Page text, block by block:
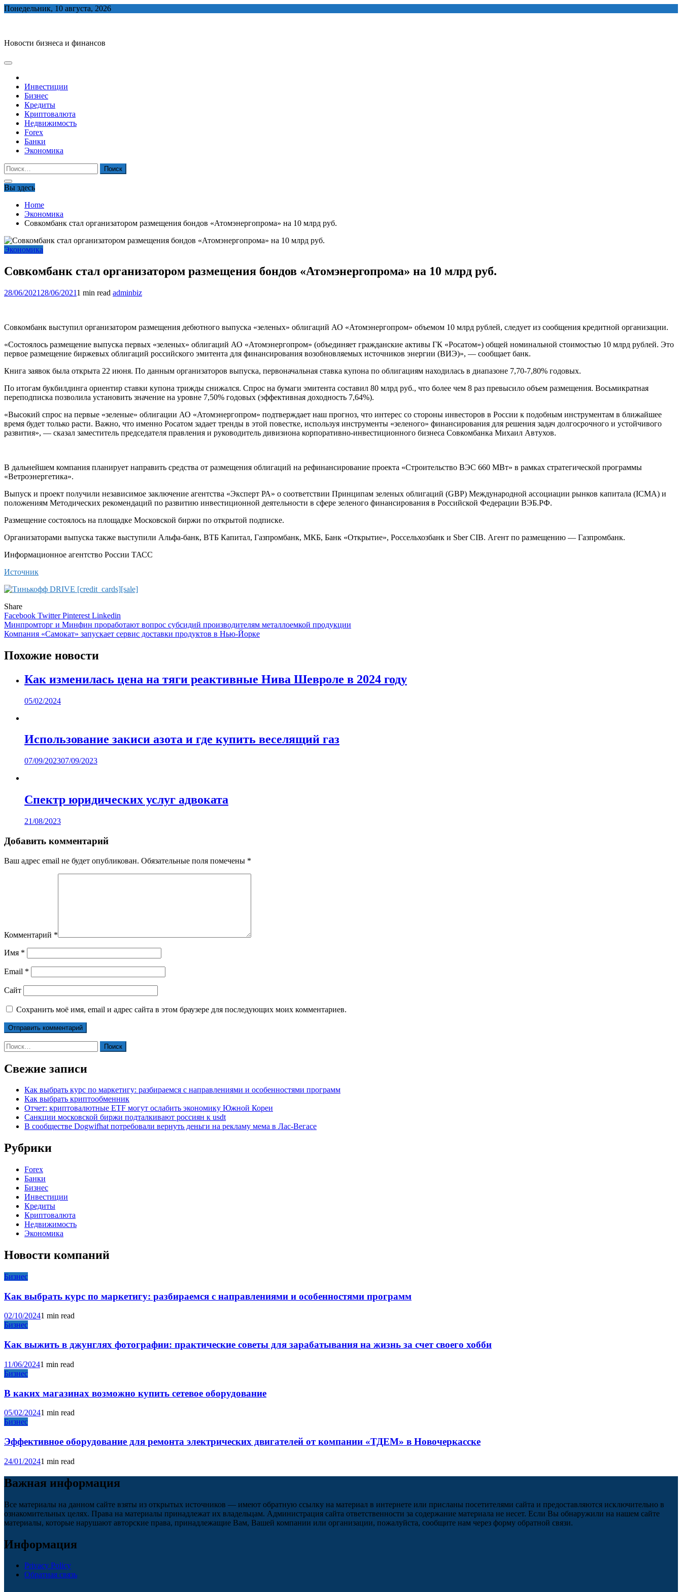
Skip
Понедельник, 10 августа, 2026
Новости бизнеса и финансов
Инвестиции
Бизнес
Кредиты
Криптовалюта
Недвижимость
Forex
Банки
Экономика
Найти:
Вы здесь
Home
Экономика
Совкомбанк стал организатором размещения бондов «Атомэнергопрома» на 10 млрд руб.
Экономика
Совкомбанк стал организатором размещения бондов «Атомэнергопрома» на 10 млрд руб.
28/06/2021 28/06/20211 min read adminbiz
Совкомбанк выступил организатором размещения дебютного выпуска «зеленых» облигаций АО «Атомэнергопром» объемом 10 млрд рублей, следует из сообщения кредитной организации.
«Состоялось размещение выпуска первых «зеленых» облигаций АО «Атомэнергопром» (объединяет гражданские активы ГК «Росатом») общей номинальной стоимостью 10 млрд рублей. Это
первое размещение биржевых облигаций российского эмитента для финансирования возобновляемых источников энергии (ВИЭ)», — сообщает банк.
Книга заявок была открыта 22 июня. По данным организаторов выпуска, первоначальная ставка купона по облигациям находилась в диапазоне 7,70-7,80% годовых.
По итогам букбилдинга ориентир ставки купона трижды снижался. Спрос на бумаги эмитента составил 80 млрд руб., что более чем 8 раз превысило объем размещения. Восьмикратная
переподписка позволила установить значение на уровне 7,50% годовых (эффективная доходность 7,64%).
«Высокий спрос на первые «зеленые» облигации АО «Атомэнергопром» подтверждает наш прогноз, что интерес со стороны инвесторов в России к подобным инструментам в ближайшее
время будет только расти. Важно, что именно Росатом задает тренды в этой повестке, используя инструменты «зеленого» финансирования для решения задач долгосрочного и устойчивого
развития», — сказал заместитель председателя правления и руководитель дивизиона корпоративно-инвестиционного бизнеса Совкомбанка Михаил Автухов.
В дальнейшем компания планирует направить средства от размещения облигаций на рефинансирование проекта «Строительство ВЭС 660 МВт» в рамках стратегической программы
«Ветроэнергетика».
Выпуск и проект получили независимое заключение агентства «Эксперт РА» о соответствии Принципам зеленых облигаций (GBP) Международной ассоциации рынков капитала (ICMA) и
положениям Методических рекомендаций по развитию инвестиционной деятельности в сфере зеленого финансирования в Российской Федерации ВЭБ.РФ.
Размещение состоялось на площадке Московской биржи по открытой подписке.
Организаторами выпуска также выступили Альфа-банк, ВТБ Капитал, Газпромбанк, МКБ, Банк «Открытие», Россельхозбанк и Sber CIB. Агент по размещению — Газпромбанк.
Информационное агентство России ТАСС
Источник
Share
Facebook TwitterPinterest Linkedin
Навигация
по
записям
Минпромторг и Минфин проработают вопрос субсидий производителям металлоемкой продукции
Компания «Самокат» запускает сервис доставки продуктов в Нью-Йорке
Похожие новости
Как изменилась цена на тяги реактивные Нива Шевроле в 2024 году
05/02/2024
Использование закиси азота и где купить веселящий газ
07/09/202307/09/2023
Спектр юридических услуг адвоката
21/08/2023
Добавить комментарий
Ваш адрес email не будет опубликован. Обязательные поля помечены *
Комментарий *
Имя *
Email *
Сайт
Сохранить моё имя, email и адрес сайта в этом браузере для последующих моих комментариев.
Найти:
Свежие записи
Как выбрать курс по маркетигу: разбираемся с направлениями и особенностями программ
Как выбрать криптообменник
Отчет: криптовалютные ETF могут ослабить экономику Южной Кореи
Санкции московской биржи подталкивают россиян к usdt
В сообществе Dogwifhat потребовали вернуть деньги на рекламу мема в Лас-Вегасе
Рубрики
Forex
Банки
Бизнес
Инвестиции
Кредиты
Криптовалюта
Недвижимость
Экономика
Новости компаний
Бизнес
Как выбрать курс по маркетигу: разбираемся с направлениями и особенностями программ
02/10/20241 min read
Бизнес
Как выжить в джунглях фотографии: практические советы для зарабатывания на жизнь за счет своего хобби
11/06/20241 min read
Бизнес
В каких магазинах возможно купить сетевое оборудование
05/02/20241 min read
Бизнес
Эффективное оборудование для ремонта электрических двигателей от компании «ТДЕМ» в Новочеркасске
24/01/20241 min read
Важная информация
Все материалы на данном сайте взяты из открытых источников — имеют обратную ссылку на материал в интернете или присланы посетителями сайта и предоставляются исключительно в
ознакомительных целях. Права на материалы принадлежат их владельцам. Администрация сайта ответственности за содержание материала не несет. Если Вы обнаружили на нашем сайте
материалы, которые нарушают авторские права, принадлежащие Вам, Вашей компании или организации, пожалуйста, сообщите нам через форму обратной связи.
Информация
Privacy Policy
Обратная связь